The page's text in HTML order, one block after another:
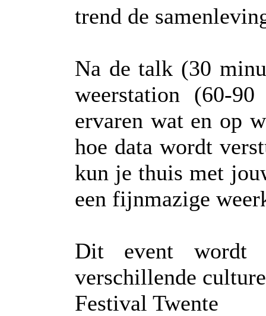
trend de
Na de talk (30
weerstation (60-
ervaren wat en op
hoe data wordt
kun je thuis met
een fijnmazige
Dit event wordt
verschillende
Festival Twente